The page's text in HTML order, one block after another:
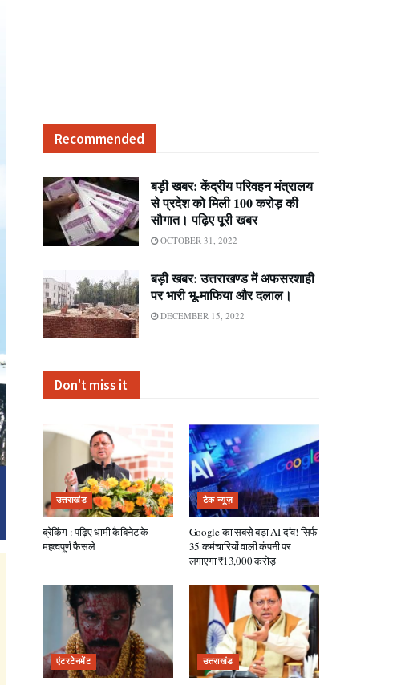
Recommended
बड़ी खबर: केंद्रीय परिवहन मंत्रालय
से प्रदेश को मिली 100 करोड़ की
सौगात। पढ़िए पूरी खबर
OCTOBER 31, 2022
बड़ी खबर: उत्तराखण्ड में अफसरशाही
पर भारी भू-माफिया और दलाल।
DECEMBER 15, 2022
Don't miss it
उत्तराखंड
ब्रेकिंग : पढ़िए धामी कैबिनेट के
महत्वपूर्ण फैसले
टेक न्यूज़
Google का सबसे बड़ा AI दांव! सिर्फ
35 कर्मचारियों वाली कंपनी पर
लगाएगा ₹13,000 करोड़
एंटरटेनमेंट उत्तराखंड